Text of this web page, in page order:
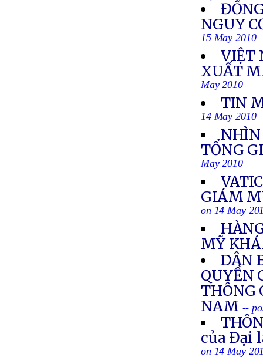
NGUY
15 May 2010
VIỆT
XUẤT
May 2010
TIN
14 May 2010
NHÌN
TỔNG
May 2010
GIÁM
on 14 May
MỸ
DÂN
QUYỀN
THÔNG
NAM --
của Đại
on 14 May